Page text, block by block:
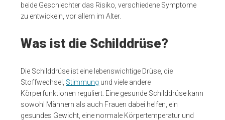
beide Geschlechter das Risiko, verschiedene Symptome
zu entwickeln, vor allem im Alter.
Was ist die Schilddrüse?
Die Schilddrüse ist eine lebenswichtige Drüse, die
Stoffwechsel, Stimmung und viele andere
Körperfunktionen reguliert. Eine gesunde Schilddrüse kann
sowohl Männern als auch Frauen dabei helfen, ein
gesundes Gewicht, eine normale Körpertemperatur und